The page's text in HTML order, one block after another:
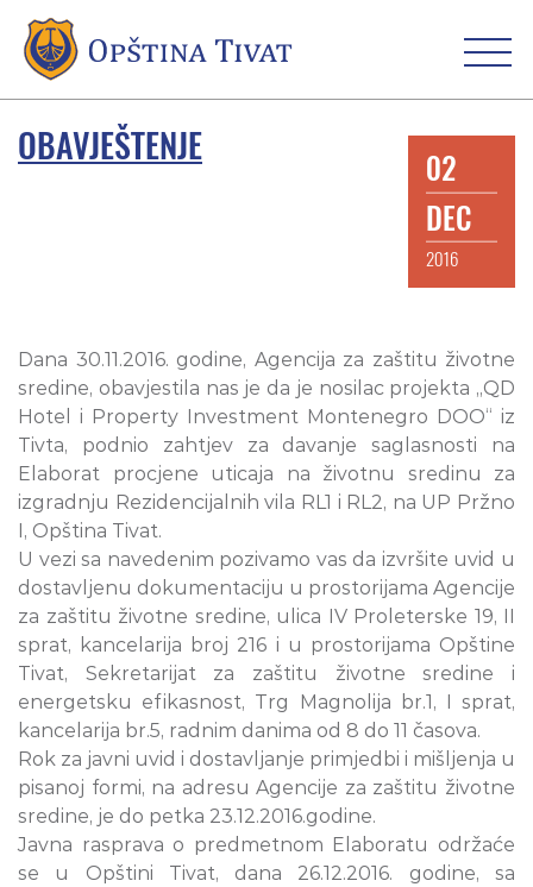
OBAVJEŠTENJE
02
DEC
2016
Dana 30.11.2016. godine, Agencija za zaštitu životne
sredine, obavjestila nas je da je nosilac projekta „QD
Hotel i Property Investment Montenegro DOO“ iz
Tivta, podnio zahtjev za davanje saglasnosti na
Elaborat procjene uticaja na životnu sredinu za
izgradnju Rezidencijalnih vila RL1 i RL2, na UP Pržno
I, Opština Tivat.
U vezi sa navedenim pozivamo vas da izvršite uvid u
dostavljenu dokumentaciju u prostorijama Agencije
za zaštitu životne sredine, ulica IV Proleterske 19, II
sprat, kancelarija broj 216 i u prostorijama Opštine
Tivat, Sekretarijat za zaštitu životne sredine i
energetsku efikasnost, Trg Magnolija br.1, I sprat,
kancelarija br.5, radnim danima od 8 do 11 časova.
Rok za javni uvid i dostavljanje primjedbi i mišljenja u
pisanoj formi, na adresu Agencije za zaštitu životne
sredine, je do petka 23.12.2016.godine.
Javna rasprava o predmetnom Elaboratu održaće
se u Opštini Tivat, dana 26.12.2016. godine, sa